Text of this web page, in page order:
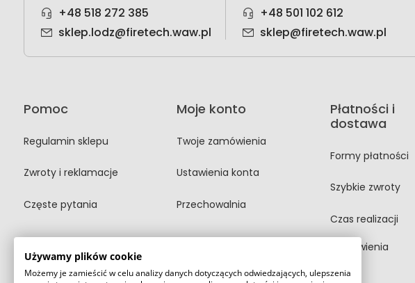
+48 518 272 385
sklep.lodz@firetech.waw.pl
+48 501 102 612
sklep@firetech.waw.pl
Pomoc
Regulamin sklepu
Zwroty i reklamacje
Częste pytania
Moje konto
Twoje zamówienia
Ustawienia konta
Przechowalnia
Płatności i
dostawa
Formy płatności
Szybkie zwroty
Czas realizacji
zamówienia
Używamy plików cookie
Możemy je zamieścić w celu analizy danych dotyczących odwiedzających, ulepszenia